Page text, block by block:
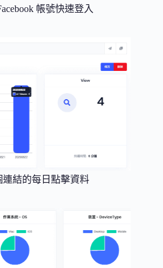
帳號快速登入
結的每日點擊資料